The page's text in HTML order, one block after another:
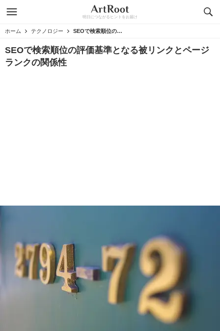
明日につながるヒントをお届け
ホーム テクノロジー SEOで検索順位の評価基準となる被リンクとページランクの関係性
SEOで検索順位の評価基準となる被リンクとページ
ランクの関係性